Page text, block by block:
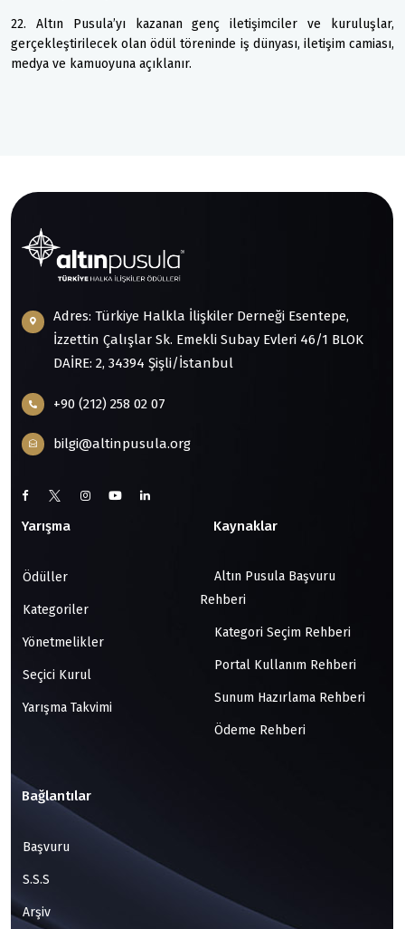
22. Altın Pusula’yı kazanan genç iletişimciler ve kuruluşlar,
gerçekleştirilecek olan ödül töreninde iş dünyası, iletişim camiası,
medya ve kamuoyuna açıklanır.
Adres: Türkiye Halkla İlişkiler Derneği Esentepe,
İzzettin Çalışlar Sk. Emekli Subay Evleri 46/1 BLOK
DAİRE: 2, 34394 Şişli/İstanbul
+90 (212) 258 02 07
bilgi@altinpusula.org
Yarışma
Ödüller
Kategoriler
Yönetmelikler
Seçici Kurul
Yarışma Takvimi
Kaynaklar
Altın Pusula Başvuru
Rehberi
Kategori Seçim Rehberi
Portal Kullanım Rehberi
Sunum Hazırlama Rehberi
Ödeme Rehberi
Bağlantılar
Başvuru
S.S.S
Arşiv